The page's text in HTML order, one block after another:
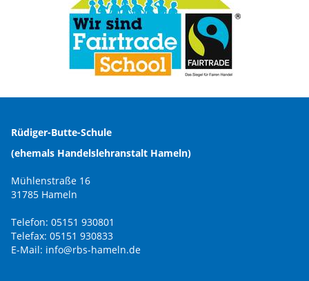
Rüdiger-Butte-Schule
(ehemals Handelslehranstalt Hameln)
Mühlenstraße 16
31785 Hameln
Telefon: 05151 930801
Telefax: 05151 930833
E-Mail: info@rbs-hameln.de